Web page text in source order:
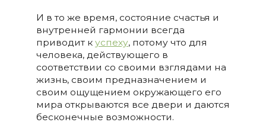
И в то же время, состояние счастья и
внутренней гармонии всегда
приводит к успеху, потому что для
человека, действующего в
соответствии со своими взглядами на
жизнь, своим предназначением и
своим ощущением окружающего его
мира открываются все двери и даются
бесконечные возможности.